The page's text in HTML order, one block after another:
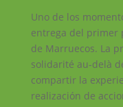
Uno de los
entrega del primer
de Marruecos. La
solidarité au-delà
compartir la
realización de